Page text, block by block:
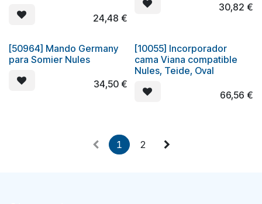
24,48 €
30,82 €
[50964] Mando Germany
para Somier Nules
34,50€
[10055] Incorporador
cama Viana compatible
Nules, Teide, Oval
66,56 €
1 2